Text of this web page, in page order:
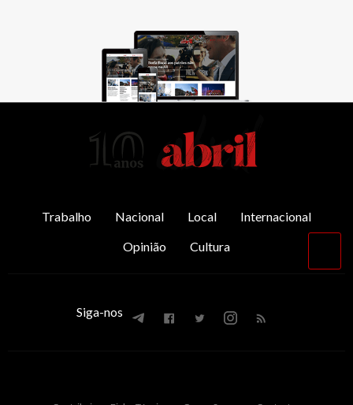
Trabalho Nacional Local
Internacional
Opinião
Cultura
Siga-nos